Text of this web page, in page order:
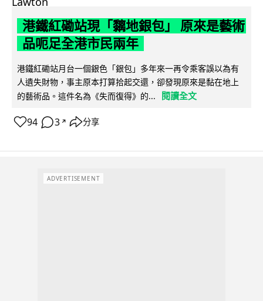
港鐵紅磡站現「黐地銀包」 原來是藝術
品呃足全港市民兩年
港鐵紅磡站月台一個銀色「銀包」多年來一再令乘客誤以為有
人遺失財物，事主原本打算拾起交還，卻發現原來是黏在地上
的藝術品。這件名為《失而復得》的...
閱讀全文
94 3 ↗ 分享
ADVERTISEMENT